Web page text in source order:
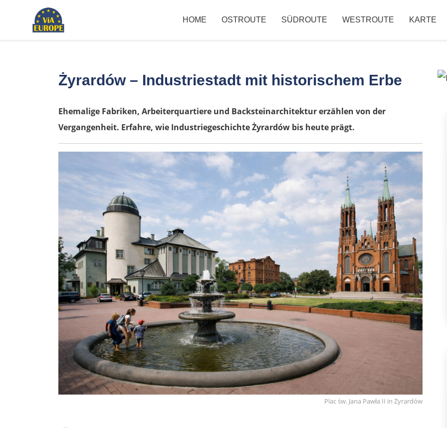
HOME OSTROUTE SÜDROUTE WESTROUTE KARTE
Żyrardów – Industriestadt mit historischem Erbe
Ehemalige Fabriken, Arbeiterquartiere und Backsteinarchitektur erzählen von der
Vergangenheit. Erfahre, wie Industriegeschichte Żyrardów bis heute prägt.
Plac św. Jana Pawła II in Żyrardów